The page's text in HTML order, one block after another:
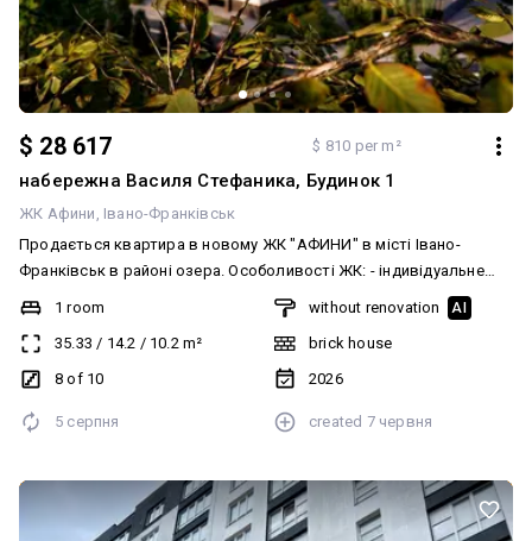
$ 28 617 $ 810 per m²
набережна Василя Стефаника, Будинок 1
ЖК Афини Івано-Франківськ
Продається квартира в новому ЖК "АФИНИ" в місті Івано-
Франківськ в районі озера. Особоливості ЖК: - індивідуальне
газове опалення - повністю цегляне будівництво - вікна 5 камер
WDS - закритий двір з відеонаглядом - утеплення 15 мм
пінополіестиролом - топове розташування біля міського озера -
гаражі та власна комерція в будинку - зручна транспортна
1 room
35.33 / 14.2 / 10.2m²
8 of 10
without renovation AI
brick house
2026
5 серпня created 7 червня